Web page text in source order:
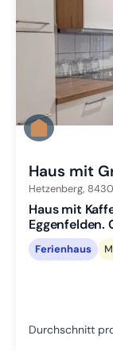
Haus mit
Hetzenberg,
Haus mit
Eggenfelden.
Ferienhaus
Durchschnitt